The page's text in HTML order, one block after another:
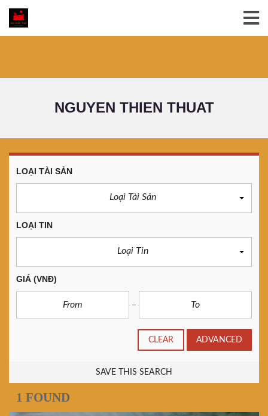
NGUYEN THIEN THUAT
LOẠI TÀI SẢN
Loại Tài Sản
LOẠI TIN
Loại Tin
GIÁ (VNĐ)
CLEAR ADVANCED
SAVE THIS SEARCH
1 FOUND